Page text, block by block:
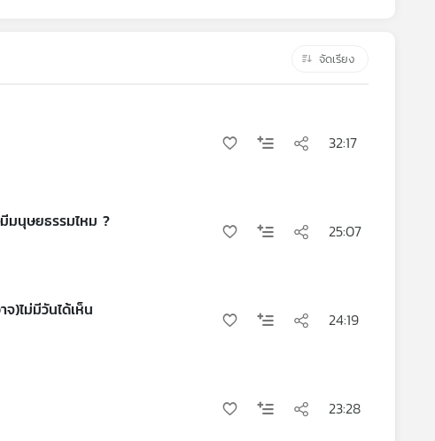
จัดเรียง
32:17
มนุษยธรรมไหม ? 25:07
)ไม่มีวันได้เห็น 24:19
23:28